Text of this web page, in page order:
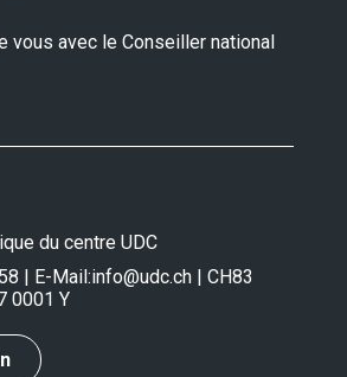
vous avec le Conseiller national
du centre UDC
| E-Mail:info@udc.ch | CH83
0001 Y